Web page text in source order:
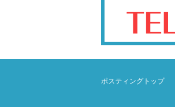
ポスティングトップ